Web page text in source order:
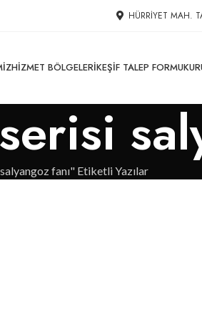
HÜRRIYET MAH.
HIZMET BÖLGELERIKEŞIF TALEP FORMU
fanı" Etiketli Yazılar